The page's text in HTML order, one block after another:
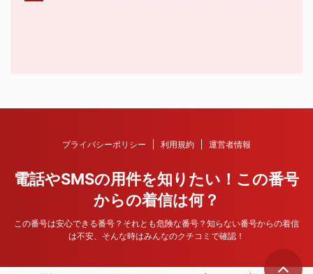
プライバシーポリシー 利用規約 運営者情報
電話やSMSの用件を知りたい！この番号
からの着信は何？
この番号は安心できる番号？それとも危険な番号？知らない番号からの着信
は不安、そんな時はみんなのクチコミで確認！